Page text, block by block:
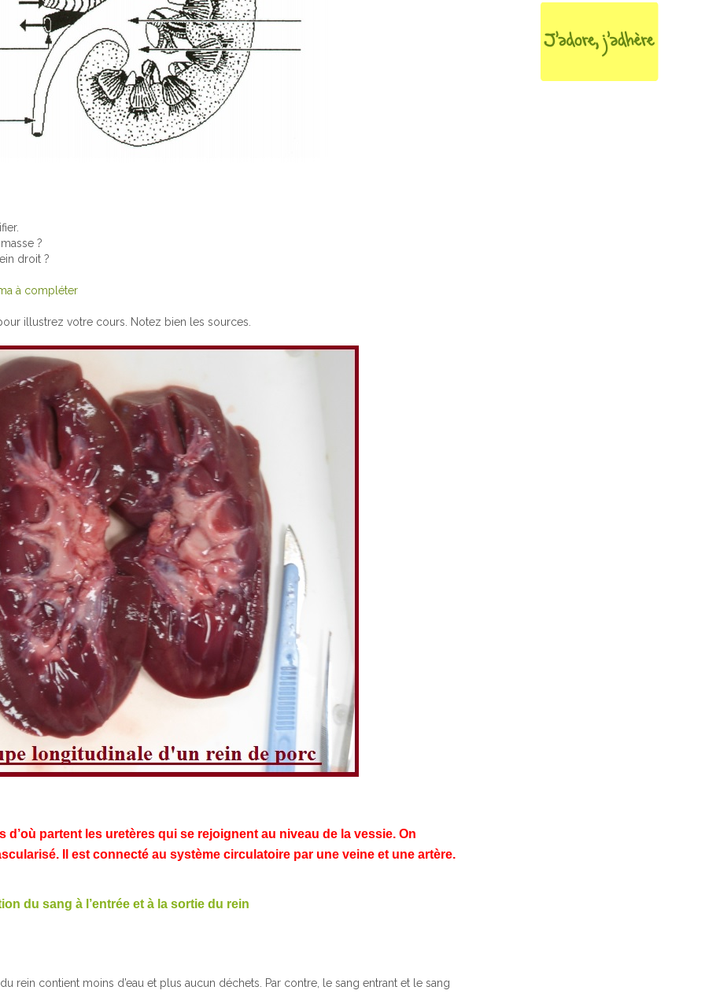
?
droit ?
à compléter
illustrez votre cours. Notez bien les sources.
d’où partent les uretères qui se rejoignent au niveau de la vessie. On
Il est connecté au système circulatoire par une veine et une artère.
du sang à l’entrée et à la sortie du rein
rein contient moins d’eau et plus aucun déchets. Par contre, le sang entrant et le sang